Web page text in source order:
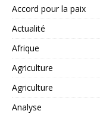
Accord pour la paix
Actualité
Afrique
Agriculture
Agriculture
Analyse